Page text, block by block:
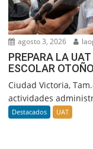
agosto 3, 2026
PREPARA LA
ESCOLAR
Ciudad Victoria,
actividades
Destacados UAT